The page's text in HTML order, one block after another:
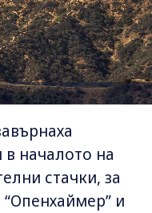
началото на
стачки, за
“Опенхаймер” и